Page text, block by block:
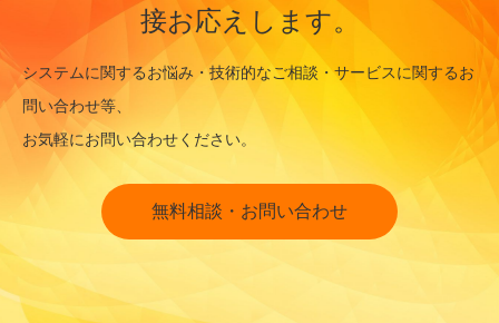
接お応えします。
システムに関するお悩み・技術的なご相談・サービスに関するお
問い合わせ等、
お気軽にお問い合わせください。
無料相談・お問い合わせ